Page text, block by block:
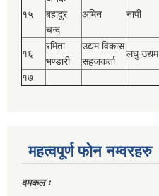
१५
बहादुर
चन्द
अमिन नापी
१६
रमिता
भण्डारी
उद्यम विकास
सहजकर्ता
लघु उद्यम
१७
महत्वपूर्ण फोन नम्वरहरु
दमकल ः